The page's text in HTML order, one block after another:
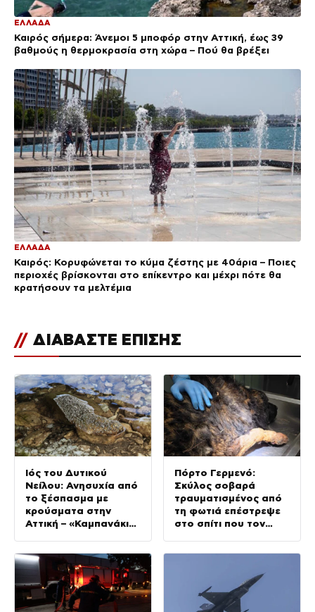
ΕΛΛΑΔΑ
Καιρός σήμερα: Άνεμοι 5 μποφόρ στην Αττική, έως 39
βαθμούς η θερμοκρασία στη χώρα – Πού θα βρέξει
ΕΛΛΑΔΑ
Καιρός: Κορυφώνεται το κύμα ζέστης με 40άρια – Ποιες
περιοχές βρίσκονται στο επίκεντρο και μέχρι πότε θα
κρατήσουν τα μελτέμια
// ΔΙΑΒΑΣΤΕ ΕΠΙΣΗΣ
Ιός του Δυτικού
Νείλου: Ανησυχία από
το ξέσπασμα με
κρούσματα στην
Αττική – «Καμπανάκι»
την προστασία της
δημόσιας υγείας
Πόρτο Γερμενό:
Σκύλος σοβαρά
τραυματισμένος από
τη φωτιά επέστρεψε
στο σπίτι που τον